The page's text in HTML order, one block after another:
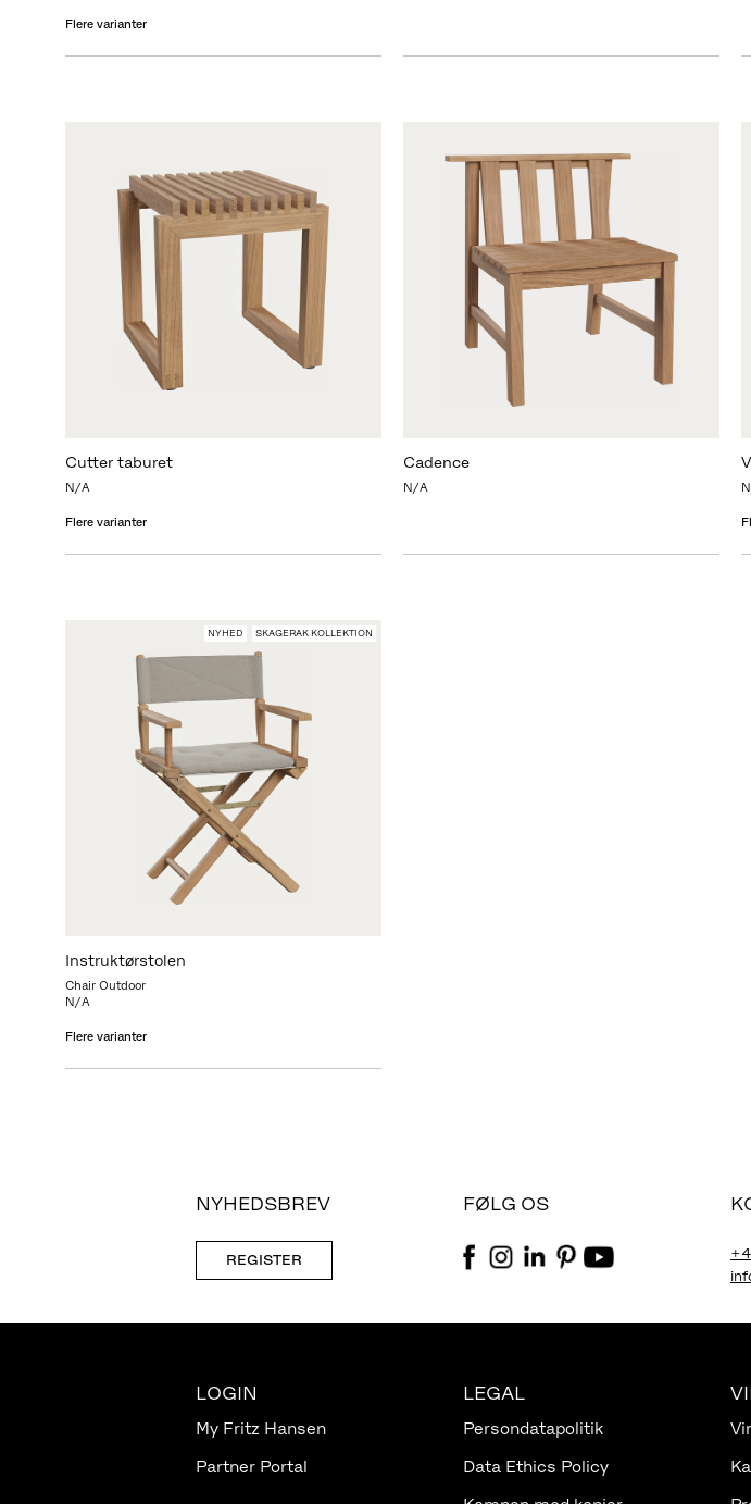
Flere varianter
Cutter taburet
N/A
Flere varianter
Cadence
N/A
NYHED SKAGERAK KOLLEKTION
Instruktørstolen
Chair Outdoor
N/A
Flere varianter
NYHEDSBREV
REGISTER
FØLG OS
LOGIN
My Fritz Hansen
Partner Portal
LEGAL
Persondatapolitik
Data Ethics Policy